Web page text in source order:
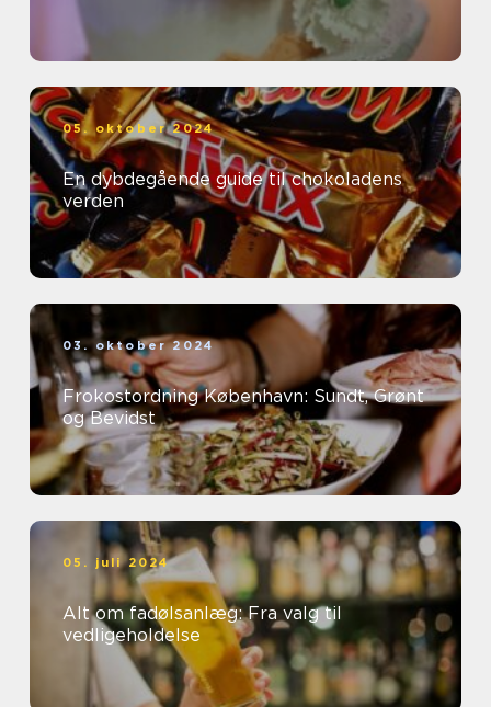
05. oktober 2024
En dybdegående guide til chokoladens
verden
03. oktober 2024
Frokostordning København: Sundt, Grønt
og Bevidst
05. juli 2024
Alt om fadølsanlæg: Fra valg til
vedligeholdelse